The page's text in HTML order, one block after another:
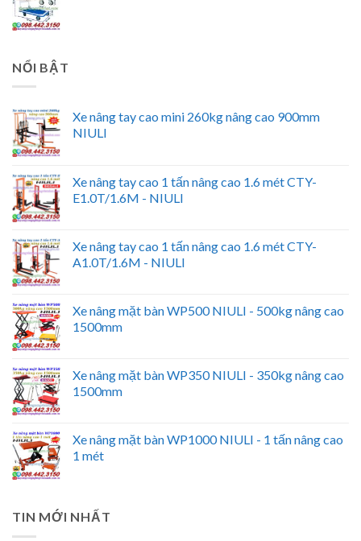
NỔI BẬT
Xe nâng tay cao mini 260kg nâng cao 900mm
NIULI
Xe nâng tay cao 1 tấn nâng cao 1.6 mét CTY-
E1.0T/1.6M - NIULI
Xe nâng tay cao 1 tấn nâng cao 1.6 mét CTY-
A1.0T/1.6M - NIULI
Xe nâng mặt bàn WP500 NIULI - 500kg nâng cao
1500mm
Xe nâng mặt bàn WP350 NIULI - 350kg nâng cao
1500mm
Xe nâng mặt bàn WP1000 NIULI - 1 tấn nâng cao
1 mét
TIN MỚI NHẤT